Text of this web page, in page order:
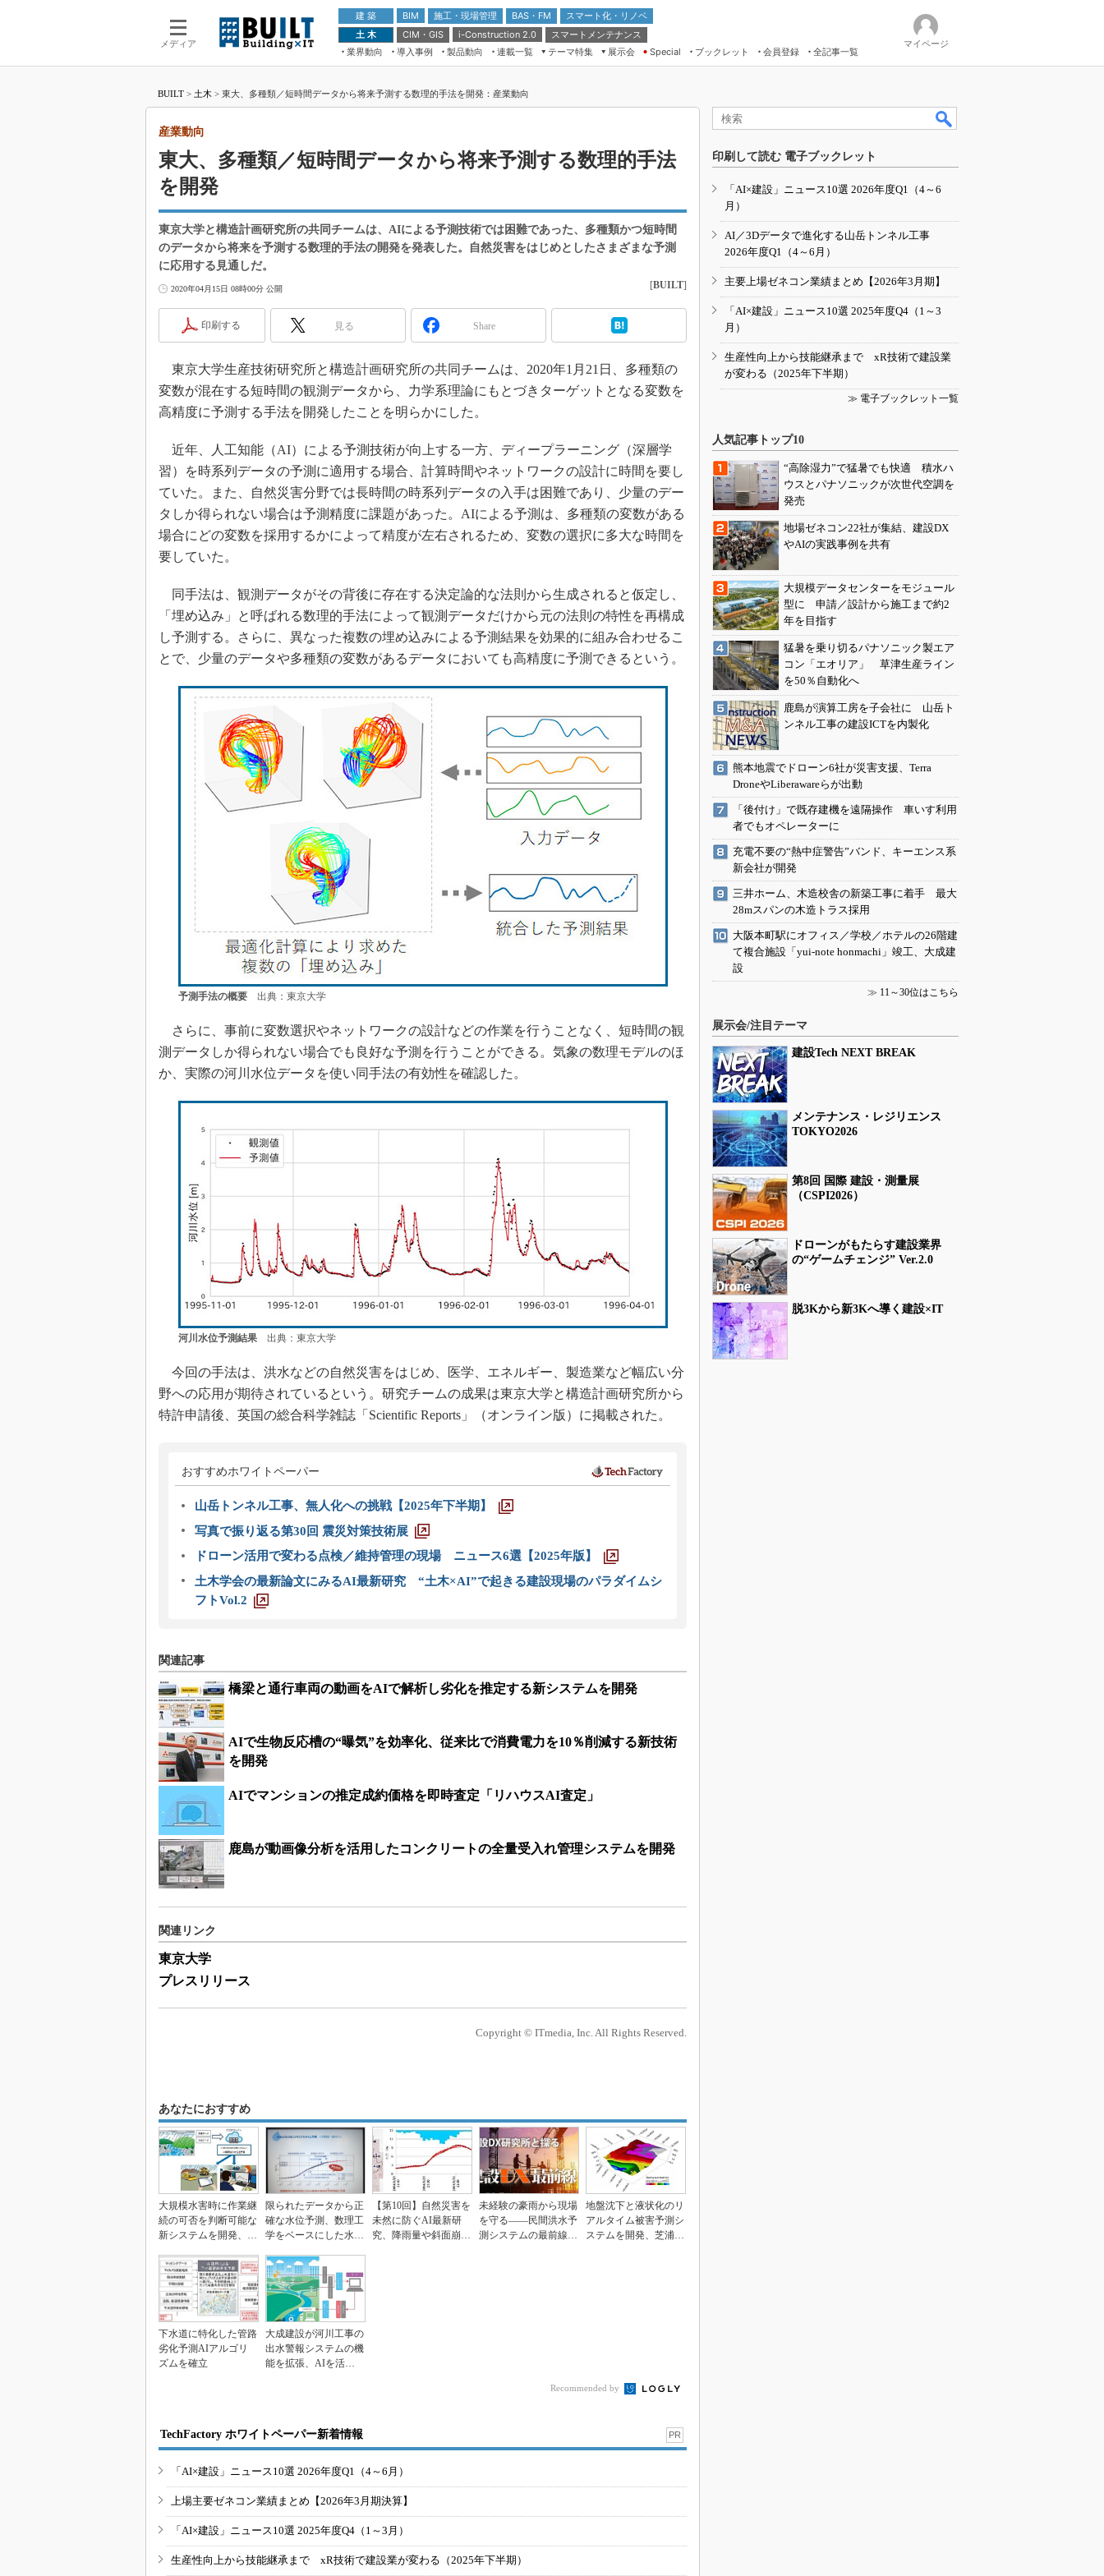
メディア
建 築 BIM 施工・現場管理 BAS・FM
スマート化・リノベ
土 木
CIM・GIS i-Construction 2.0
スマートメンテナンス
業界動向
導入事例 製品動向 連載一覧
テーマ特集
ドローンがもたらす建設業界の“ゲー
ムチェンジ” Ver.2.0
“Society5.0”時代のスマートビル
展示会
第8回 国際 建設・測量展
築・土木・不動産の先端技術展－
メンテナンス・レジリエンスOSAKA
日本 ものづくりワールド 2020
IGAS2018
Special ブックレット 会員登録 全記事一覧
マイページ
BUILT > 土木 > 東大、多種類／短時間データから将来予測する数理的手法を開発：産業動向
東大、多種類／短時間データから将来予測する数理的手法
を開発
産業動向
東京大学と構造計画研究所の共同チームは、AIによる予測技術では困難であった、多種類かつ短時間
のデータから将来を予測する数理的手法の開発を発表した。自然災害をはじめとしたさまざまな予測
に応用する見通しだ。
2020年04月15日 08時00分 公開 [BUILT]
印刷する 見る Share
東京大学生産技術研究所と構造計画研究所の共同チームは、2020年1月21日、多種類の
変数が混在する短時間の観測データから、力学系理論にもとづきターゲットとなる変数を
高精度に予測する手法を開発したことを明らかにした。
近年、人工知能（AI）による予測技術が向上する一方、ディープラーニング（深層学
習）を時系列データの予測に適用する場合、計算時間やネットワークの設計に時間を要し
ていた。また、自然災害分野では長時間の時系列データの入手は困難であり、少量のデー
タしか得られない場合は予測精度に課題があった。AIによる予測は、多種類の変数がある
場合にどの変数を採用するかによって精度が左右されるため、変数の選択に多大な時間を
要していた。
同手法は、観測データがその背後に存在する決定論的な法則から生成されると仮定し、
「埋め込み」と呼ばれる数理的手法によって観測データだけから元の法則の特性を再構成
し予測する。さらに、異なった複数の埋め込みによる予測結果を効果的に組み合わせるこ
とで、少量のデータや多種類の変数があるデータにおいても高精度に予測できるという。
予測手法の概要出典：東京大学
さらに、事前に変数選択やネットワークの設計などの作業を行うことなく、短時間の観
測データしか得られない場合でも良好な予測を行うことができる。気象の数理モデルのほ
か、実際の河川水位データを使い同手法の有効性を確認した。
河川水位予測結果出典：東京大学
今回の手法は、洪水などの自然災害をはじめ、医学、エネルギー、製造業など幅広い分
野への応用が期待されているという。研究チームの成果は東京大学と構造計画研究所から
特許申請後、英国の総合科学雑誌「Scientific Reports」（オンライン版）に掲載された。
おすすめホワイトペーパー
山岳トンネル工事、無人化への挑戦【2025年下半期】
写真で振り返る第30回 震災対策技術展
ドローン活用で変わる点検／維持管理の現場 ニュース6選【2025年版】
土木学会の最新論文にみるAI最新研究 “土木×AI”で起きる建設現場のパラダイムシ
フトVol.2
関連記事
橋梁と通行車両の動画をAIで解析し劣化を推定する新システムを開発
AIで生物反応槽の“曝気”を効率化、従来比で消費電力を10％削減する新技術
を開発
AIでマンションの推定成約価格を即時査定「リハウスAI査定」
鹿島が動画像分析を活用したコンクリートの全量受入れ管理システムを開発
関連リンク
東京大学
プレスリリース
Copyright © ITmedia, Inc. All Rights Reserved.
あなたにおすすめ
大規模水害時に作業継
続の可否を判断可能な
新システムを開発、6
限られたデータから正
確な水位予測、数理工
学をベースにした水害
【第10回】自然災害を
未然に防ぐAI最新研
究、降雨量や斜面崩壊
未経験の豪雨から現場
を守る――民間洪水予
測システムの最前線
地盤沈下と液状化のリ
アルタイム被害予測シ
ステムを開発、芝浦工
下水道に特化した管路
劣化予測AIアルゴリ
ズムを確立
大成建設が河川工事の
出水警報システムの機
能を拡張、AIを活用
Recommended by
TechFactory ホワイトペーパー新着情報 PR
「AI×建設」ニュース10選 2026年度Q1（4～6月）
上場主要ゼネコン業績まとめ【2026年3月期決算】
「AI×建設」ニュース10選 2025年度Q4（1～3月）
生産性向上から技能継承まで xR技術で建設業が変わる（2025年下半期）
印刷して読む 電子ブックレット
「AI×建設」ニュース10選 2026年度Q1（4～6
月）
AI／3Dデータで進化する山岳トンネル工事
2026年度Q1（4～6月）
主要上場ゼネコン業績まとめ【2026年3月期】
「AI×建設」ニュース10選 2025年度Q4（1～3
月）
生産性向上から技能継承まで xR技術で建設業
が変わる（2025年下半期）
≫ 電子ブックレット一覧
人気記事トップ10
“高除湿力”で猛暑でも快適 積水ハ
ウスとパナソニックが次世代空調を
発売
地場ゼネコン22社が集結、建設DX
やAIの実践事例を共有
大規模データセンターをモジュール
型に 申請／設計から施工まで約2
年を目指す
猛暑を乗り切るパナソニック製エア
コン「エオリア」 草津生産ライン
を50％自動化へ
鹿島が演算工房を子会社に 山岳ト
ンネル工事の建設ICTを内製化
熊本地震でドローン6社が災害支援、Terra
DroneやLiberawareらが出動
「後付け」で既存建機を遠隔操作 車いす利用
者でもオペレーターに
充電不要の“熱中症警告”バンド、キーエンス系
新会社が開発
三井ホーム、木造校舎の新築工事に着手 最大
28mスパンの木造トラス採用
大阪本町駅にオフィス／学校／ホテルの26階建
て複合施設「yui-note honmachi」竣工、大成建
設
≫ 11～30位はこちら
展示会/注目テーマ
建設Tech NEXT BREAK
メンテナンス・レジリエンス
TOKYO2026
第8回 国際 建設・測量展
（CSPI2026）
ドローンがもたらす建設業界
の“ゲームチェンジ” Ver.2.0
脱3Kから新3Kへ導く建設×IT